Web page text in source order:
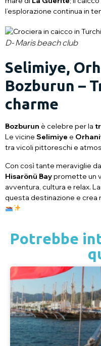
l’esplorazione continua in
D- Maris beach club
Selimiye,
Bozburun –
charme
Bozburun è celebre per la
Le vicine Selimiye e
tra vicoli pittoreschi e
Con così tante meraviglie
Hisarönü Baypromette un
avventura, cultura e relax.
questa destinazione e crea
Potrebbe